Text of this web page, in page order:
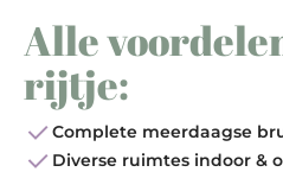
Alle
rijtje:
Complete meerdaagse
Diverse ruimtes indoor &